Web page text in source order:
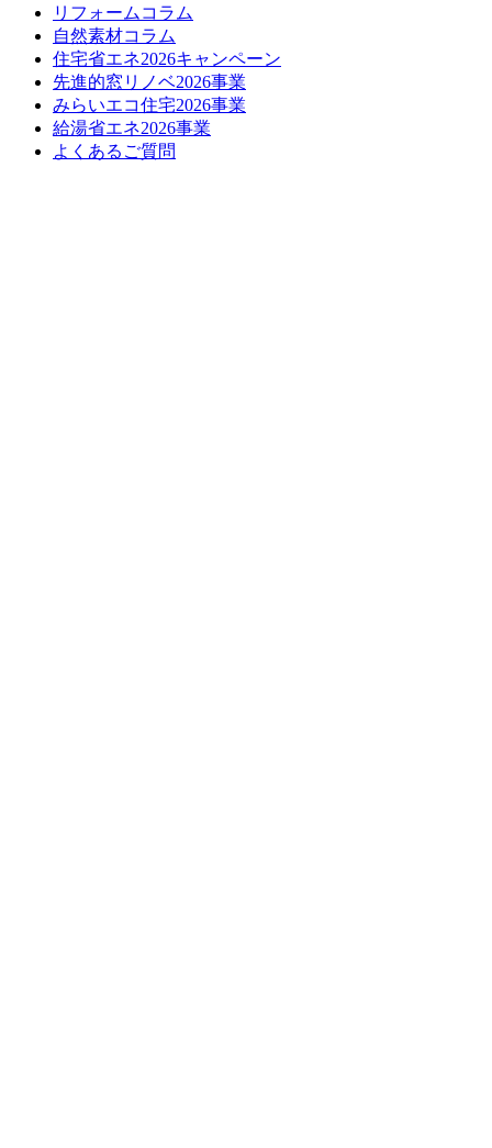
リフォームコラム
自然素材コラム
住宅省エネ2026キャンペーン
先進的窓リノベ2026事業
みらいエコ住宅2026事業
給湯省エネ2026事業
よくあるご質問